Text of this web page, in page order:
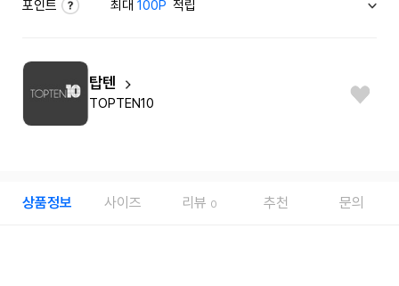
포인트 최대100P 적립
탑텐
TOPTEN10
상품정보 사이즈 리뷰 0 추천 문의